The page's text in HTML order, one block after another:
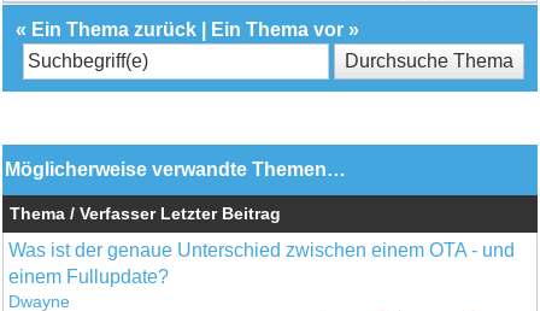
« Ein Thema zurück Ein Thema vor »
Möglicherweise verwandte Themen…
Thema / Verfasser Letzter Beitrag
Was ist der genaue Unterschied zwischen einem OTA - und
einem Fullupdate?
Dwayne